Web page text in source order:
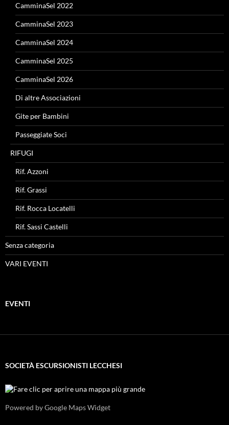
CamminaSel 2022
CamminaSel 2023
CamminaSel 2024
CamminaSel 2025
CamminaSel 2026
Di altre Associazioni
Gite per Bambini
Passeggiate Soci
RIFUGI
Rif. Azzoni
Rif. Grassi
Rif. Rocca Locatelli
Rif. Sassi Castelli
Senza categoria
VARI EVENTI
EVENTI
SOCIETÀ ESCURSIONISTI LECCHESI
Powered by Google Maps Widget